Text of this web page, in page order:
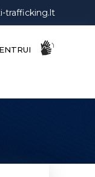
trafficking.lt